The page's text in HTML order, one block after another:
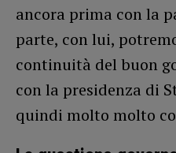
ancora prima con la
parte, con lui,
continuità del buon
con la presidenza di
quindi molto molto